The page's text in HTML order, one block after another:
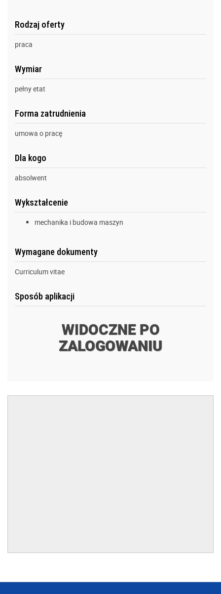
Rodzaj oferty
praca
Wymiar
pełny etat
Forma zatrudnienia
umowa o pracę
Dla kogo
absolwent
Wykształcenie
mechanika i budowa maszyn
Wymagane dokumenty
Curriculum vitae
Sposób aplikacji
WIDOCZNE PO
ZALOGOWANIU